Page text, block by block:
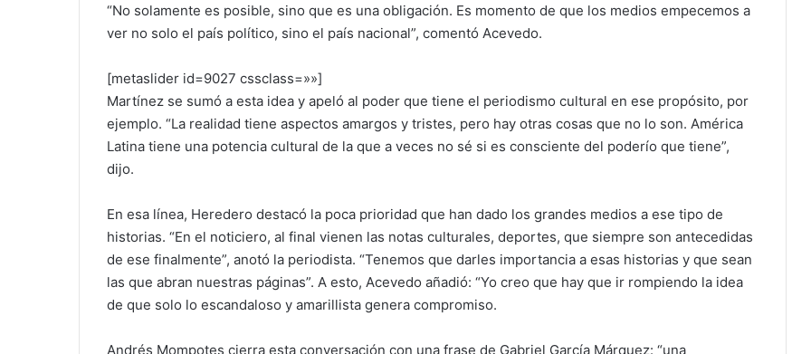
“No solamente es posible, sino que es una obligación. Es momento de que los medios empecemos a
ver no solo el país político, sino el país nacional”, comentó Acevedo.
[metaslider id=9027 cssclass=»»]
Martínez se sumó a esta idea y apeló al poder que tiene el periodismo cultural en ese propósito, por
ejemplo. “La realidad tiene aspectos amargos y tristes, pero hay otras cosas que no lo son. América
Latina tiene una potencia cultural de la que a veces no sé si es consciente del poderío que tiene”,
dijo.
En esa línea, Heredero destacó la poca prioridad que han dado los grandes medios a ese tipo de
historias. “En el noticiero, al final vienen las notas culturales, deportes, que siempre son antecedidas
de ese finalmente”, anotó la periodista. “Tenemos que darles importancia a esas historias y que sean
las que abran nuestras páginas”. A esto, Acevedo añadió: “Yo creo que hay que ir rompiendo la idea
de que solo lo escandaloso y amarillista genera compromiso.
Andrés Mompotes cierra esta conversación con una frase de Gabriel García Márquez: “una